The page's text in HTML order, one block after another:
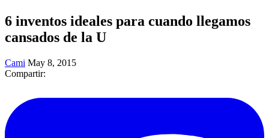
6 inventos ideales para cuando llegamos
cansados de la U
Cami May 8, 2015
Compartir: